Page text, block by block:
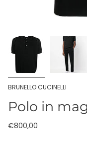
BRUNELLO CUCINELLI
Polo in
€800,00